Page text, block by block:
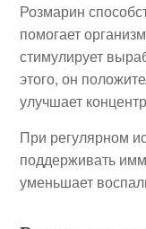
Розмарин
помогает
стимулирует
этого, он
улучшает
При регулярном
поддерживать
уменьшает